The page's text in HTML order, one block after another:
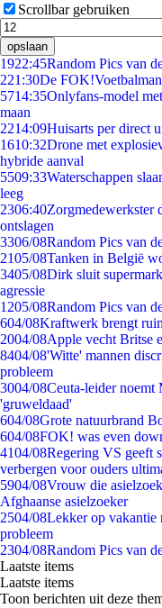
Scrollbar gebruiken
opslaan
1922:45Random Pics van
221:30De
5714:35Onlyfans-model
maan
2214:09Huisarts per direct
1610:32Drone met
hybride aanval
5509:33Waterschappen
leeg
2306:40Zorgmedewerkster
ontslagen
3306/08Random Pics van
2105/08Tanken in België
3405/08Dirk sluit
agressie
1205/08Random Pics van
604/08Kraftwerk brengt
2004/08Apple vecht Britse
8404/08'Witte' mannen
probleem
3004/08Ceuta-leider noemt
'gruweldaad'
604/08Grote natuurbrand
604/08FOK! was even
4104/08Regering VS geeft
verbergen voor ouders
5904/08Vrouw die
Afghaanse asielzoeker
2504/08Lekker op vakantie
probleem
2304/08Random Pics van
Laatste items
Laatste items
Toon berichten uit deze